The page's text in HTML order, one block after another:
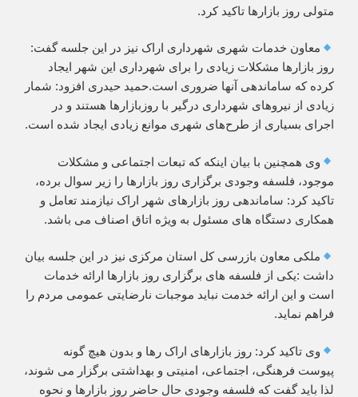
متولی روز بازارها تاکید کرد.
معاون خدمات شهری شهرداری اراک نیز در این جلسه گفت:
روز بازارها مشکلات زیادی را برای شهرداری این شهر ایجاد
کرده که ساماندهی آنها ضروری است.حمید حیدری افزود: شمار
زیادی از نیروهای شهرداری درگیر با روزبازارها هستند و در
اجرای بسیاری از طرح‌های شهری موانع زیادی ایجاد شده است.
وی همچنین با بیان اینکه که تبعات اجتماعی و مشکلات
موجود، فلسفه وجودی برگزاری روز بازارها را زیر سوال برده،
تاکید کرد: ساماندهی روز بازارهای شهر اراک نیازمند تعامل و
همکاری دستگاه های مسئول به ویژه اتاق اصناف می باشد.
ملکی معاون بازرسی کل استان مرکزی نیز در این جلسه بیان
داشت :یکی از فلسفه های برگزاری روز بازارها ارائه خدمات
است و این ارائه خدمت نباید موجبات نارضایتی عمومی مردم را
فراهم نماید.
وی تاکید کرد: روز بازارهای اراک رها و بدون هیچ گونه
پیوست فرهنگی، اجتماعی، امنیتی و بهداشتی برگزار می شوند،
لذا باید گفت که فلسفه وجودی حال حاضر روز بازارها و نحوه